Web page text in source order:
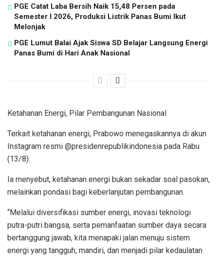
PGE Catat Laba Bersih Naik 15,48 Persen pada
Semester I 2026, Produksi Listrik Panas Bumi Ikut
Melonjak
PGE Lumut Balai Ajak Siswa SD Belajar Langsung Energi
Panas Bumi di Hari Anak Nasional
Ketahanan Energi, Pilar Pembangunan Nasional
Terkait ketahanan energi, Prabowo menegaskannya di akun
Instagram resmi @presidenrepublikindonesia pada Rabu
(13/8).
Ia menyebut, ketahanan energi bukan sekadar soal pasokan,
melainkan pondasi bagi keberlanjutan pembangunan.
“Melalui diversifikasi sumber energi, inovasi teknologi
putra-putri bangsa, serta pemanfaatan sumber daya secara
bertanggung jawab, kita menapaki jalan menuju sistem
energi yang tangguh, mandiri, dan menjadi pilar kedaulatan